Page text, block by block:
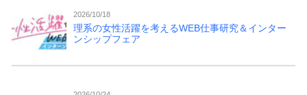
2026/10/18
理系の女性活躍を考えるWEB仕事研究＆インター
ンシップフェア